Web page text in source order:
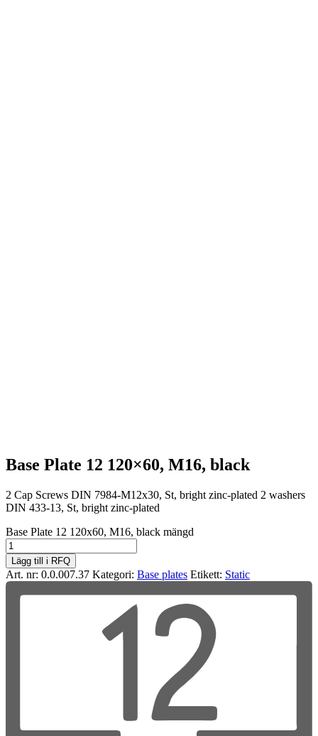
Base Plate 12 120×60, M16, black
2 Cap Screws DIN 7984-M12x30, St, bright zinc-plated 2 washers
DIN 433-13, St, bright zinc-plated
Base Plate 12 120x60, M16, black mängd
Lägg till i RFQ
Art. nr: 0.0.007.37 Kategori: Base plates Etikett: Static